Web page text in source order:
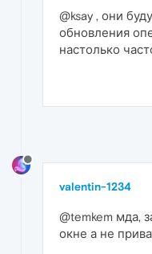
@ksay , они
обновления
настолько
valentin-1234
@temkem мда,
окне а не